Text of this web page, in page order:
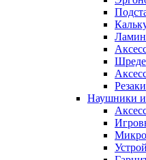
Резаки
Наушники